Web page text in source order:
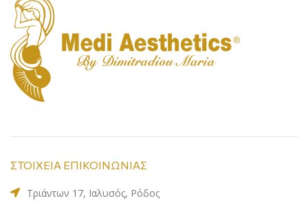
ΣΤΟΙΧΕΙΑ ΕΠΙΚΟΙΝΩΝΙΑΣ
Τριάντων 17, Ιαλυσός, Ρόδος